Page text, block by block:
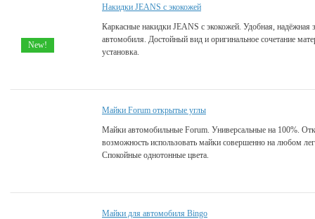
New!
Накидки JEANS с экокожей
Каркасные накидки JEANS с экокожей. Удобная, надёжная
автомобиля. Достойный вид и оригинальное сочетание
установка.
Майки Forum открытые углы
Майки автомобильные Forum. Универсальные на 100%.
возможность использовать майки совершенно на любом
Спокойные однотонные цвета.
Майки для автомобиля Bingo